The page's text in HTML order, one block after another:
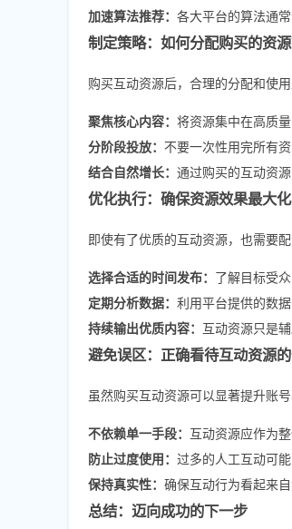
加速算法推荐： 各大平台的算法通
制定策略：如何分配购买的资源
购买互动资源后，合理的分配和使
聚焦核心内容： 将资源集中在高质
分阶段投放： 不要一次性用完所有
结合自然增长： 通过购买的互动资
优化执行：确保资源效果最大化
即使有了优质的互动资源，也需要
选择合适的时间发布： 了解目标受
定期分析数据： 利用平台提供的数
持续输出优质内容： 互动资源只是
避免误区：正确看待互动资源
虽然购买互动资源可以显著提升账
不依赖单一手段： 互动资源应作为
防止过度使用： 过多的人工互动可
保持真实性： 确保互动行为看起来
总结：迈向成功的下一步